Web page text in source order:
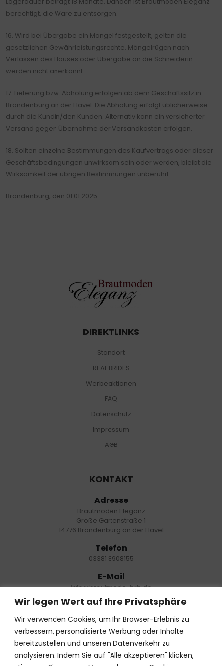
Wir legen Wert auf Ihre Privatsphäre
Wir verwenden Cookies, um Ihr Browser-Erlebnis zu
verbessern, personalisierte Werbung oder Inhalte
bereitzustellen und unseren Datenverkehr zu
analysieren. Indem Sie auf "Alle akzeptieren" klicken,
Lagerdauer beträgt 18 Monate. Danach ist Brautmoden Eleganz
berechtigt, die Ware zu entsorgen.
16. Wird bei Übergabe ein Mangel festgestellt, gelten die
gesetzlichen Gewährleistungsrechte. Mängelrügen nach
Verlassen des Hauses oder Übergabe an die Schneiderin
werden nicht anerkannt.
17. Lieferung bzw. Abholung erfolgen ab dem Geschäftssitz in
Brandenburg an der Havel. Die Abholung erfolgt üblicherweise
durch die Kundin/den Kunden. Alternativ kann ein versicherter
Versand gegen Übernahme der Versandkosten erfolgen.
18. Sollten einzelne Bestimmungen des Kaufvertrags oder dieser
Geschäftsbedingungen unwirksam sein oder werden, bleibt die
Wirksamkeit der übrigen Bestimmungen unberührt.
Brandenburg, den 01.01.2025
DIREKTLINKS
Standort
REAL BRIDES
Werbeaktionen
FAQ
Datenschutz
Impressum
AGB
KONTAKT
Adresse
Brautmoden Eleganz
Große Gartenstraße 1
14776 Brandenburg an der Havel
Telefon
03381 8908155
E-Mail
info@brautmode-brb.de
Öffnungszeiten
Nur mit Termin:
Dienstag – Freitag: 10:00 – 18:00 Uhr
Samstag: 10:00- 19:00 Uhr
Montag: geschlossen